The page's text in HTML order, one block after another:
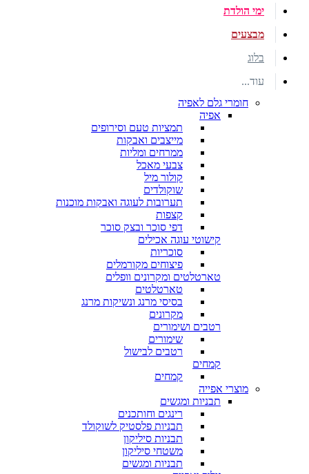
ימי הולדת
מבצעים
בלוג
עוד...
חומרי גלם לאפיה
אפיה
תמציות טעם וסירופים
מייצבים ואבקות
ממרחים ומליות
צבעי מאכל
קולור מיל
שוקולדים
תערובות לעוגה ואבקות מוכנות
קצפות
דפי סוכר ובצק סוכר
קישוטי עוגה אכילים
סוכריות
פיצוחים מקורמלים
טארטלטים ומקרונים וופלים
טארטלטים
בסיסי מרנג ונשיקות מרנג
מקרונים
רטבים ושימורים
שימורים
רטבים לבישול
קמחים
קמחים
מוצרי אפייה
תבניות ומגשים
רינגים וחותכנים
תבניות פלסטיק לשוקולד
תבניות סיליקון
משטחי סיליקון
תבניות ומגשים